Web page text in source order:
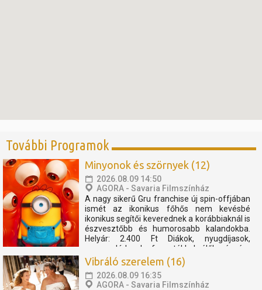
További Programok
Minyonok és szörnyek (12)
2026.08.09 14:50
AGORA - Savaria Filmszínház
A nagy sikerű Gru franchise új spin-offjában
ismét az ikonikus főhős nem kevésbé
ikonikus segítői keverednek a korábbiaknál is
észvesztőbb és humorosabb kalandokba.
Helyár: 2.400 Ft Diákok, nyugdíjasok,
nagycsaládosok, fogyatékkal élők részére
2.000 Ft Szent Márton kártyával 10%
kedvezmény. Pénztárnyitás...
Vibráló szerelem (16)
2026.08.09 16:35
AGORA - Savaria Filmszínház